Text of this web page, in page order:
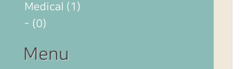
Medical (1)
- (0)
Menu